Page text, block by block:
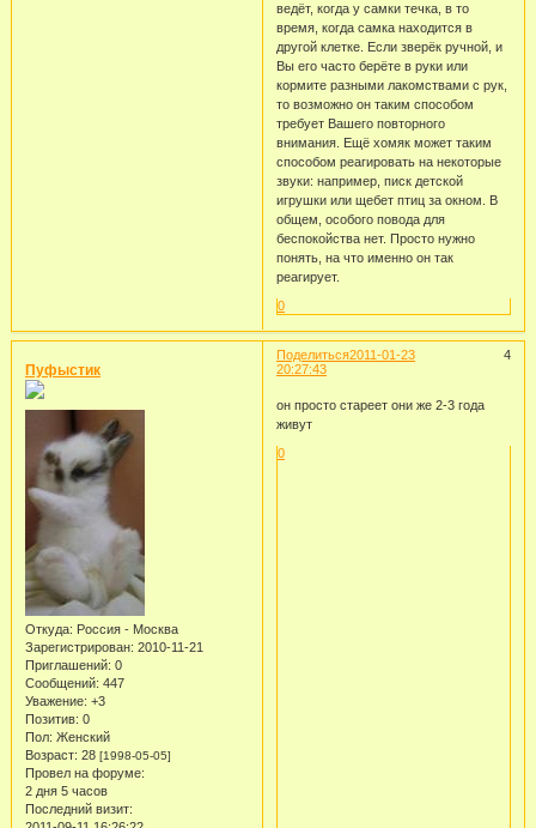
ведёт, когда у самки течка, в то
время, когда самка находится в
другой клетке. Если зверёк ручной, и
Вы его часто берёте в руки или
кормите разными лакомствами с рук,
то возможно он таким способом
требует Вашего повторного
внимания. Ещё хомяк может таким
способом реагировать на некоторые
звуки: например, писк детской
игрушки или щебет птиц за окном. В
общем, особого повода для
беспокойства нет. Просто нужно
понять, на что именно он так
реагирует.
0
Поделиться 4
2011-01-23
20:27:43
Пуфыстик
Откуда: Россия - Москва
Зарегистрирован: 2010-11-21
Приглашений: 0
Сообщений: 447
Уважение: +3
Позитив: 0
Пол: Женский
Возраст: 28 [1998-05-05]
Провел на форуме:
2 дня 5 часов
Последний визит:
он просто стареет они же 2-3 года
живут
0